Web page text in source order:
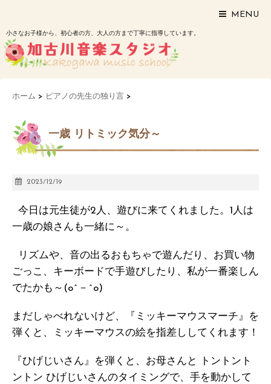
MENU
小さなお子様から、初心者の方、大人の方まで丁寧に指導しています。
ホーム > ピアノの先生の独り言 >
一歳 リトミック気分～
2023/12/19
今日は元生徒が2人、遊びに来てくれました。1人は
一歳の娘さんも一緒に～。
リズムや、音の出るおもちゃで遊んだり、お買い物
ごっこ、キーボードで手遊びしたり、私が一番楽しん
でたかも～(o^－^o)
まだしゃべれないけど、『ミッキーマウスマーチ』を
弾くと、ミッキーマウスの絵を指差ししてくれます！
『ひげじいさん』を弾くと、お母さんと トントント
ントン ひげじいさんのタイミングで、手を動かして